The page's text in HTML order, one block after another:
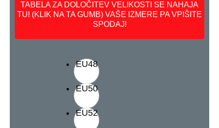
TABELA ZA DOLOČITEV VELIKOSTI SE NAHAJA
TU! (KLIK NA TA GUMB) VAŠE IZMERE PA VPIŠITE
SPODAJ!
EU48
EU50
EU52